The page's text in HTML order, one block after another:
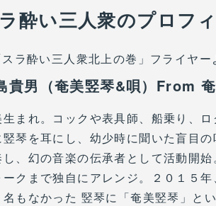
酔い三人衆のプロフ
ラ酔い三人衆北上の巻」フライヤー
貴男（奄美竪琴&唄）From
生まれ。コックや表具師、船乗り、
琴を耳にし、幼少時に聞いた盲目
し、幻の音楽の伝承者として活動開
ークまで独自にアレンジ。２０１５
名もなかった 竪琴に「奄美竪琴」と